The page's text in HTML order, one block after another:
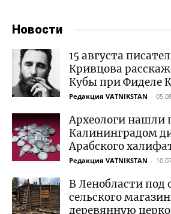
Новости
15 августа
Кривцова
Кубы при Фиделе
Редакция VATNIKSTAN -
Археологи нашли
Калининградом
Арабского
Редакция VATNIKSTAN -
В Ленобласти под
сельского
деревянную